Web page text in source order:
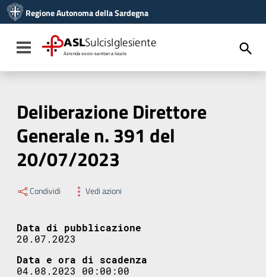
Vai al menu di navigazione
Vai al footer
Regione Autonoma della Sardegna
Toggle navigation
ASLSulcisIglesiente
Azienda socio-sanitaria locale
Deliberazione Direttore
Generale n. 391 del
20/07/2023
Condividi Vedi azioni
Data di pubblicazione
20.07.2023
Data e ora di scadenza
04.08.2023 00:00:00